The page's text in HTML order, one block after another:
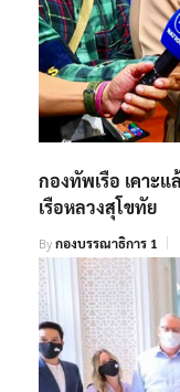
กองทัพเรือ เคาะแ
เรือหลวงสุโขทัย
Byกองบรรณาธิการ 1